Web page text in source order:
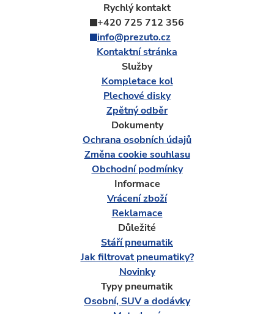
Rychlý kontakt
+420 725 712 356
info@prezuto.cz
Kontaktní stránka
Služby
Kompletace kol
Plechové disky
Zpětný odběr
Dokumenty
Ochrana osobních údajů
Změna cookie souhlasu
Obchodní podmínky
Informace
Vrácení zboží
Reklamace
Důležité
Stáří pneumatik
Jak filtrovat pneumatiky?
Novinky
Typy pneumatik
Osobní, SUV a dodávky